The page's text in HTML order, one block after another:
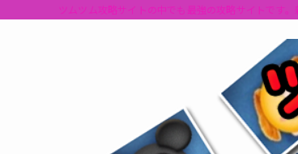
ツムツム攻略サイトの中でも最強の攻略サイトです